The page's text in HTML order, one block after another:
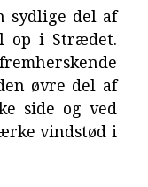
sydlige del af
op i Strædet.
øvre del af
side og ved
vindstød i